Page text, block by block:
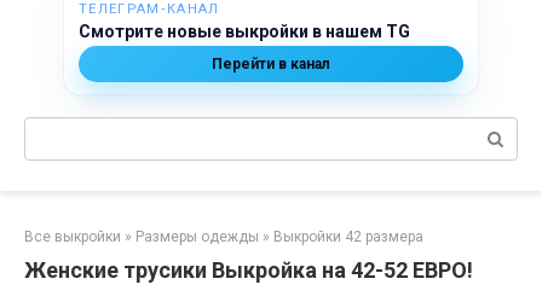
ТЕЛЕГРАМ‑КАНАЛ
Смотрите новые выкройки в нашем TG
Перейти в канал
Поиск:
Все выкройки » Размеры одежды » Выкройки 42 размера
Женские трусики Выкройка на 42-52 ЕВРО!